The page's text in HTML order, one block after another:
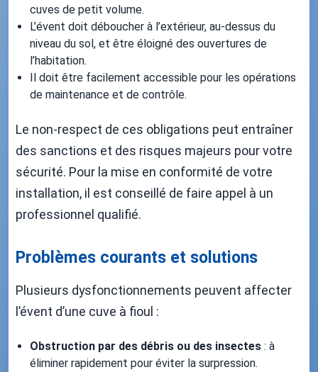
cuves de petit volume.
L’évent doit déboucher à l’extérieur, au-dessus du
niveau du sol, et être éloigné des ouvertures de
l’habitation.
Il doit être facilement accessible pour les opérations
de maintenance et de contrôle.
Le non-respect de ces obligations peut entraîner
des sanctions et des risques majeurs pour votre
sécurité. Pour la mise en conformité de votre
installation, il est conseillé de faire appel à un
professionnel qualifié.
Problèmes courants et solutions
Plusieurs dysfonctionnements peuvent affecter
l’évent d’une cuve à fioul :
Obstruction par des débris ou des insectes : à
éliminer rapidement pour éviter la surpression.